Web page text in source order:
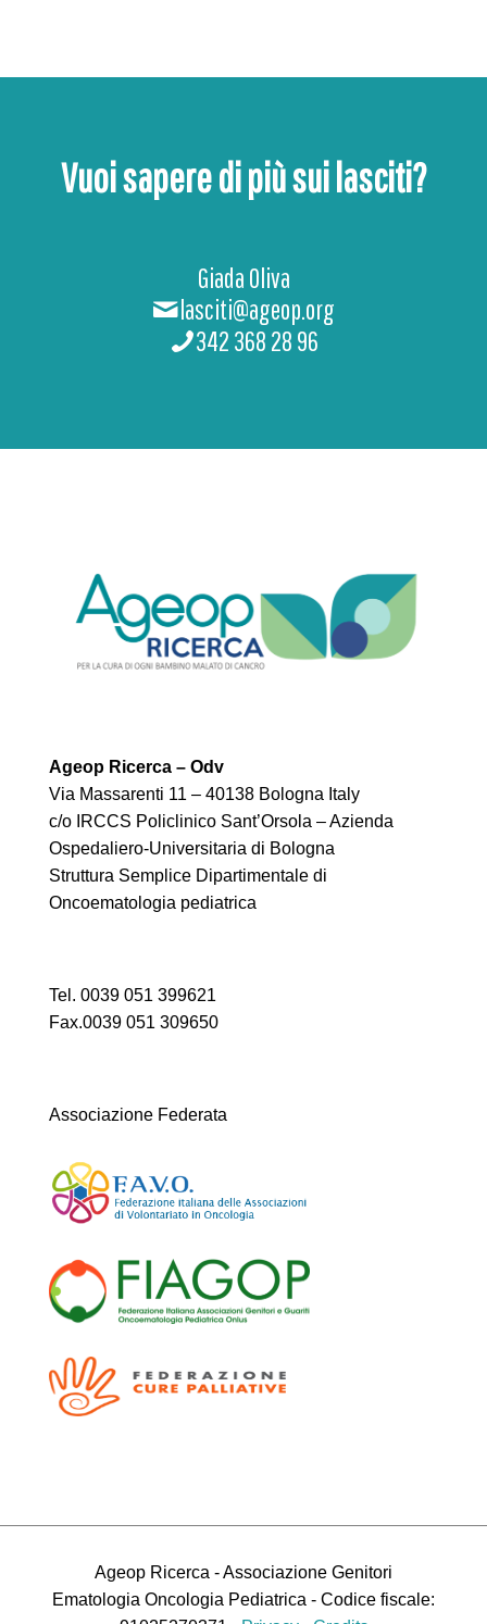
Vuoi sapere di più sui lasciti?
Giada Oliva
lasciti@ageop.org
342 368 28 96
Ageop Ricerca – Odv
Via Massarenti 11 – 40138 Bologna Italy
c/o IRCCS Policlinico Sant’Orsola – Azienda
Ospedaliero-Universitaria di Bologna
Struttura Semplice Dipartimentale di
Oncoematologia pediatrica
Tel. 0039 051 399621
Fax.0039 051 309650
Associazione Federata
Ageop Ricerca - Associazione Genitori
Ematologia Oncologia Pediatrica - Codice fiscale: